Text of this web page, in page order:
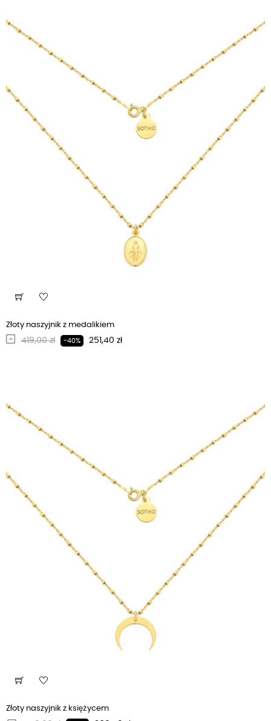
Złoty naszyjnik z medalikiem
Regularna cena
419,00 zł -40% Cena
251,40 zł
Złoty naszyjnik z księżycem